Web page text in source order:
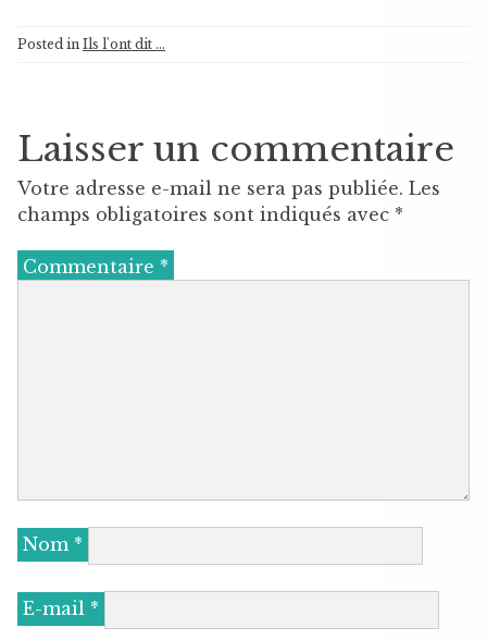
Posted in Ils l'ont dit ...
Laisser un commentaire
Votre adresse e-mail ne sera pas publiée. Les
champs obligatoires sont indiqués avec *
Commentaire *
Nom *
E-mail *